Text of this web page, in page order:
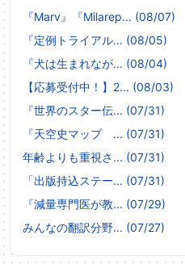
『Marv』『Milarep... (08/07)
『定例トライアル... (08/05)
『犬は生まれなが... (08/04)
【応募受付中！】2... (08/03)
『世界のスター伝... (07/31)
『天空史マップ ... (07/31)
年齢よりも重視さ... (07/31)
「出版持込ステー... (07/31)
『減量専門医が教... (07/29)
みんなの翻訳分野... (07/27)